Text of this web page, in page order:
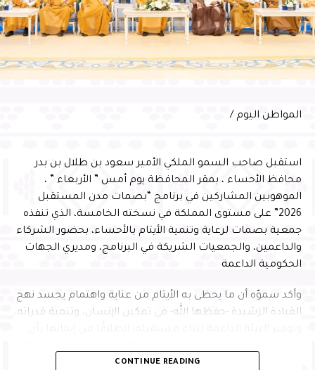
ليرسما تاريخ وحضارة شعب، مملوءة
بالتطلعات والانتصارات، عاقدين العزم على
الاستمرار في مسيرة التقدم والنماء وتحقيق
الحكيمة مستقبل زاهر يعم أرجاء المملكة ،
الأمن والأمان ، ويحفظ بلادنا وقيادتنا
الرشيدة بحفظه ورعايته.
RELATED TOPICS:
محافظ الأحساء يتسلّم شعلة الألعاب
2022*
DON'T MISS
الأحساء والمترو والسياحة
العمل بما يواكب مستهدفات رؤية السعودية 2030، ويعزز
مكانة الأحساء وجهةً اقتصاديةً وسياحيةً ولوجستيةً واعدةً
وعبّر المهندس الحسني عن شكره لسمو محافظ الأحساء على
دعمه واهتمامه المستمر بتطوير منظومة النقل الجوي
التشغيل، بما يسهم في الارتقاء بتجربة المسافرين، وتقديم
المواطن اليوم /
استقبل صاحب السمو الملكي الأمير سعود بن طلال بن بدر
محافظ الأحساء ، بمقر المحافظة يوم أمس ” الأربعاء ” ،
الموهوبين المشاركين في برنامج “بصمات مدن المستقبل
2026” على مستوى المملكة في نسخته الخامسة، الذي تنفذه
جمعية بصمات لرعاية وتنمية الأيتام بالأحساء، بحضور الشركاء
والداعمين، والجمعيات الشريكة في البرنامج، ومديري الجهات
الحكومية الداعمة
وأكد سموّه أن ما يحظى به الأيتام من عناية واهتمام يجسد نهج
القيادة الرشيدة -حفظها الله- في تمكين الإنسان، وتنمية قدراته،
النوعية التي تجمع التعليم والابتكار وبناء الشخصية تسهم في
CONTINUE READING